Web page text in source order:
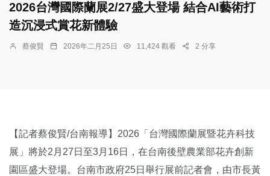
2026台灣國際蘭展2/27盛大登場 結合AI藝術打
造沉浸式賞花新體驗
蔡俊賢 2026年二月25日 11,424 觀看 2 分享
【記者蔡俊賢/台南報導】2026「台灣國際蘭展暨花卉科技
展」將於2月27日至3月16日，在台南後壁農業部花卉創新
園區盛大登場。台南市政府25日舉行展前記者會，由市長黃